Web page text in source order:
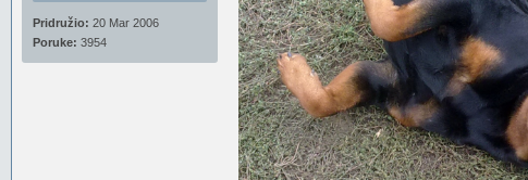
Pridružio: 20 Mar 2006
Poruke: 3954